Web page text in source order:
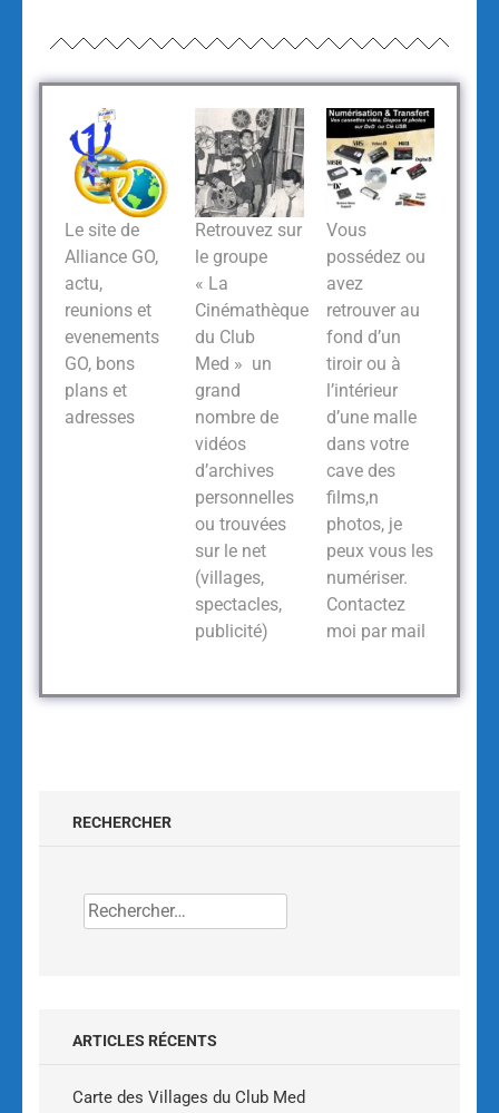
Le site de
Alliance GO,
actu,
reunions et
evenements
GO, bons
plans et
adresses
Retrouvez sur
le groupe
« La
Cinémathèque
du Club
Med » un
grand
nombre de
vidéos
d’archives
personnelles
ou trouvées
sur le net
(villages,
spectacles,
publicité)
Vous
possédez ou
avez
retrouver au
fond d’un
tiroir ou à
l’intérieur
d’une malle
dans votre
cave des
films,n
photos, je
peux vous les
numériser.
Contactez
moi par mail
RECHERCHER
ARTICLES RÉCENTS
Carte des Villages du Club Med